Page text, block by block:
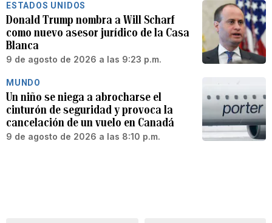
ESTADOS UNIDOS
Donald Trump nombra a Will Scharf
como nuevo asesor jurídico de la Casa
Blanca
9 de agosto de 2026 a las 9:23 p.m.
MUNDO
Un niño se niega a abrocharse el
cinturón de seguridad y provoca la
cancelación de un vuelo en Canadá
9 de agosto de 2026 a las 8:10 p.m.